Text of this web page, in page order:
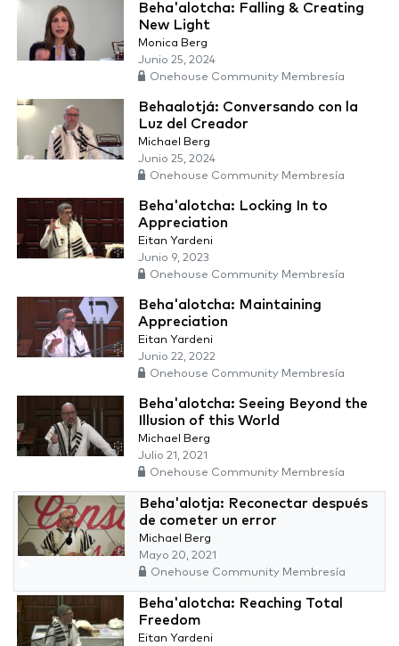
Beha'alotcha: Falling & Creating
New Light
Monica Berg
Junio 25, 2024
Onehouse Community Membresía
Behaalotjá: Conversando con la
Luz del Creador
Michael Berg
Junio 25, 2024
Onehouse Community Membresía
Beha'alotcha: Locking In to
Appreciation
Eitan Yardeni
Junio 9, 2023
Onehouse Community Membresía
Beha'alotcha: Maintaining
Appreciation
Eitan Yardeni
Junio 22, 2022
Onehouse Community Membresía
Beha'alotcha: Seeing Beyond the
Illusion of this World
Michael Berg
Julio 21, 2021
Onehouse Community Membresía
Beha'alotja: Reconectar después
de cometer un error
Michael Berg
Mayo 20, 2021
Onehouse Community Membresía
Beha'alotcha: Reaching Total
Freedom
Eitan Yardeni